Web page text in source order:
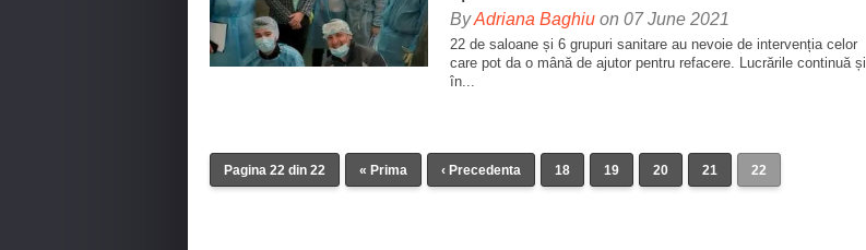
ByAdriana Baghiu on 07 June 2021
22 de saloane și 6 grupuri sanitare au nevoie de intervenția celor
care pot da o mână de ajutor pentru refacere. Lucrările continuă și
în...
Pagina 22 din 22 « Prima ‹ Precedenta 18 19 20 21 22